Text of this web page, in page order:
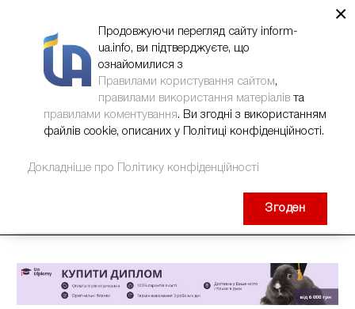
×
Продовжуючи перегляд сайту inform-
ua.info, ви підтверджуєте, що
ознайомилися з
Правилами користування сайтом,
правилами використання матеріалів та
правилами коментування. Ви згодні з використанням
файлів cookie, описаних у Політиці конфіденційності.
Докладніше про Політику конфіденційності
Згоден